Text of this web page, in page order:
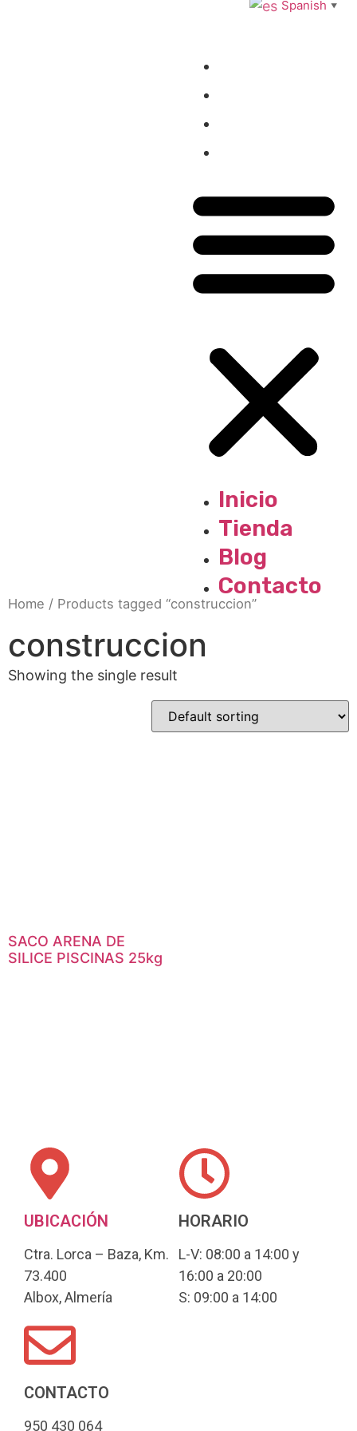
Spanish ▼
Inicio
Tienda
Blog
Contacto
Home / Products tagged “construccion”
construccion
Showing the single result
SACO ARENA DE
SILICE PISCINAS 25kg
UBICACIÓN
Ctra. Lorca – Baza, Km.
73.400
Albox, Almería
HORARIO
L-V: 08:00 a 14:00 y
16:00 a 20:00
S: 09:00 a 14:00
CONTACTO
950 430 064